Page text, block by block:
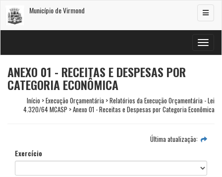
Alterar
Município de Virmond
Alterar
ANEXO 01 - RECEITAS E DESPESAS POR
CATEGORIA ECONÔMICA
Início > Execução Orçamentária > Relatórios da Execução Orçamentária - Lei
4.320/64 MCASP > Anexo 01 - Receitas e Despesas por Categoria Econômica
Última atualização:
Exercício